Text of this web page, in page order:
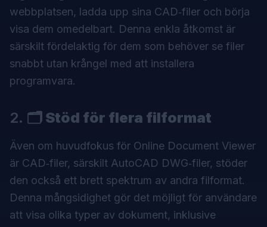
webbplatsen, ladda upp sina CAD‑filer och börja
visa dem omedelbart. Denna enkla åtkomst är
särskilt fördelaktig för dem som behöver se filer
snabbt utan krångel med att installera
programvara.
2. 🗂️ Stöd för flera filformat
Även om huvudfokus för Online Document Viewer
är CAD‑filer, särskilt AutoCAD DWG‑filer, stöder
den också ett brett spektrum av andra filformat.
Denna mångsidighet gör det möjligt för användare
att visa olika typer av dokument, inklusive